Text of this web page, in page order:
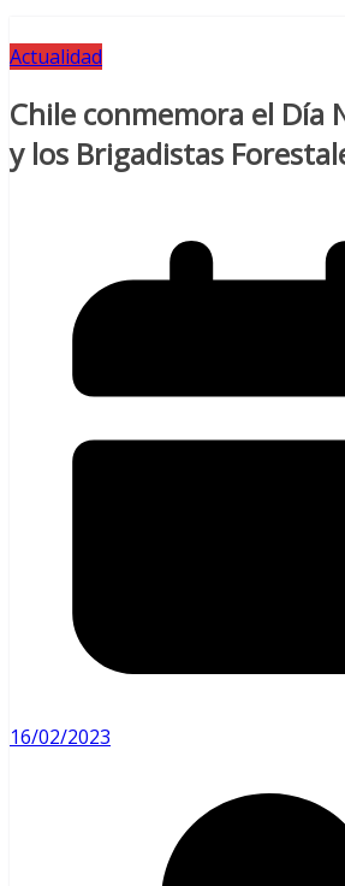
Actualidad
Chile conmemora el Día
y los Brigadistas
16/02/2023